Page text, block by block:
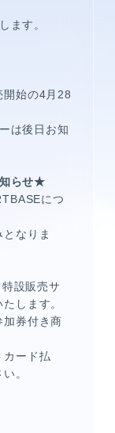
ます。
始の4月28
は後日お知
らせ★
につ
なりま
設販売サ
します。
加券付き商
ード払
。